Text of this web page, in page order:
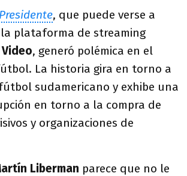
, que puede verse a
plataforma de streaming
, generó polémica en el
La historia gira en torno a
sudamericano y exhibe una
en torno a la compra de
y organizaciones de
Liberman parece que no le